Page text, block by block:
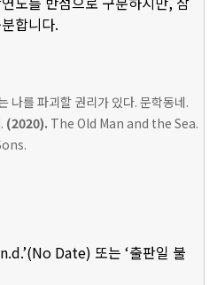
합니다.
나를 파괴할 권리가 있다. 문학동네.
(2020). The Old Man and the Sea.
Date) 또는 ‘출판일 불